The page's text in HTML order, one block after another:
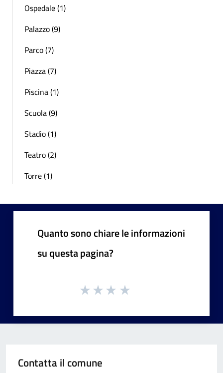
Ospedale (1)
Palazzo (9)
Parco (7)
Piazza (7)
Piscina (1)
Scuola (9)
Stadio (1)
Teatro (2)
Torre (1)
Quanto sono chiare le informazioni
su questa pagina?
Contatta il comune